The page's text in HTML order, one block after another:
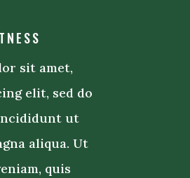
sit amet,
elit, sed do
ut
aliqua. Ut
quis